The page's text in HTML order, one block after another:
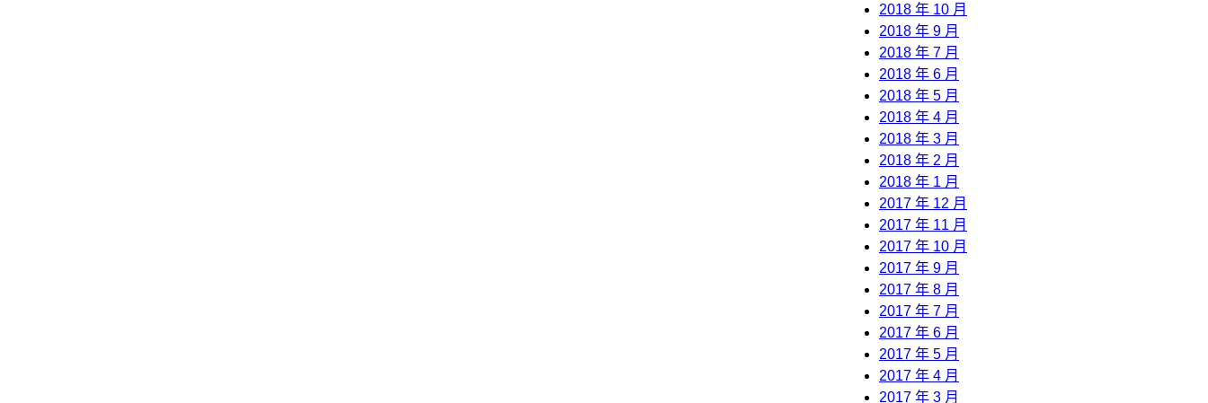
2018 年 10 月
2018 年 9 月
2018 年 7 月
2018 年 6 月
2018 年 5 月
2018 年 4 月
2018 年 3 月
2018 年 2 月
2018 年 1 月
2017 年 12 月
2017 年 11 月
2017 年 10 月
2017 年 9 月
2017 年 8 月
2017 年 7 月
2017 年 6 月
2017 年 5 月
2017 年 4 月
2017 年 3 月